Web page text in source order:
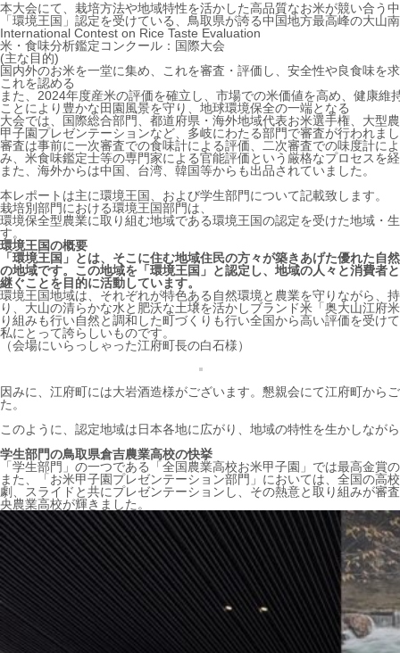
本大会にて、栽培方法や地域特性を活かした高品質なお米が競い合う
「環境王国」認定を受けている、鳥取県が誇る中国地方最高峰の大山
International Contest on Rice Taste Evaluation
米・食味分析鑑定コンクール：国際大会
(主な目的)
国内外のお米を一堂に集め、これを審査・評価し、安全性や良食味
これを認める
また、2024年度産米の評価を確立し、市場での米価値を高め、健康
ことにより豊かな田園風景を守り、地球環境保全の一端となる
大会では、国際総合部門、都道府県・海外地域代表お米選手権、大型
甲子園プレゼンテーションなど、多岐にわたる部門で審査が行われま
審査は事前に一次審査での食味計による評価、二次審査での味度計に
み、米食味鑑定士等の専門家による官能評価という厳格なプロセスを
また、海外からは中国、台湾、韓国等からも出品されていました。
本レポートは主に環境王国、および学生部門について記載致します。
栽培別部門における環境王国部門は、
環境保全型農業に取り組む地域である環境王国の認定を受けた地域・
す。
環境王国の概要
「環境王国」とは、そこに住む地域住民の方々が築きあげた優れた
の地域です。この地域を「環境王国」と認定し、地域の人々と消費者
継ぐことを目的に活動しています。
環境王国地域は、それぞれが特色ある自然環境と農業を守りながら、
り、大山の清らかな水と肥沃な土壌を活かしブランド米「奥大山江
り組みも行い自然と調和した町づくりも行い全国から高い評価を受
私にとって誇らしいものです。
（会場にいらっしゃった江府町長の白石様）
因みに、江府町には大岩酒造様がございます。懇親会にて江府町か
た。
このように、認定地域は日本各地に広がり、地域の特性を生かしなが
学生部門の鳥取県倉吉農業高校の快挙
「学生部門」の一つである「全国農業高校お米甲子園」では最高金賞
また、「お米甲子園プレゼンテーション部門」においては、全国の
劇、スライドと共にプレゼンテーションし、その熱意と取り組みが審
央農業高校が輝きました。